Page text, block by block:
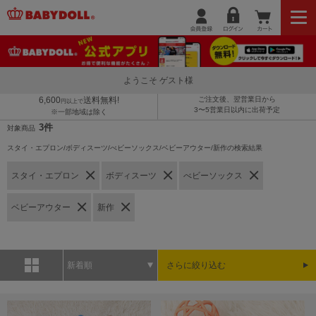
ようこそ ゲスト様
6,600 円以上で送料無料!
※一部地域は除く
ご注文後、翌営業日から
3〜5営業日以内に出荷予定
対象商品 3件
スタイ・エプロン/ボディスーツ/べビーソックス/ベビーアウター/新作の検索結果
スタイ・エプロン ボディスーツ べビーソックス
ベビーアウター 新作
新着順 さらに絞り込む